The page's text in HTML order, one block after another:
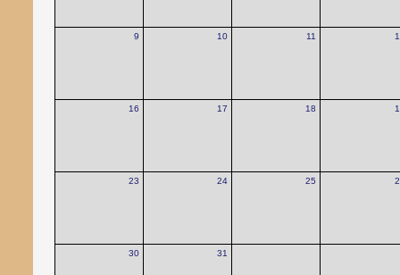
9 10 11
16 17 18
23 24 25
30 31